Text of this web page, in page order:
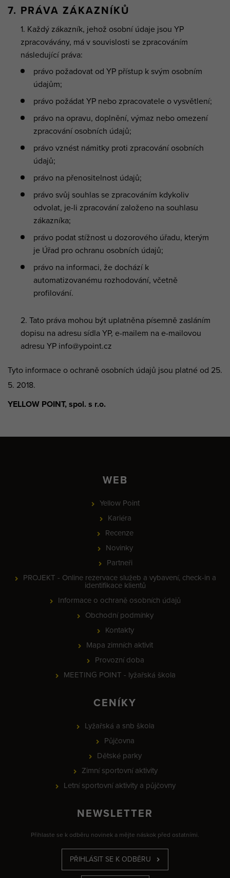
7. PRÁVA ZÁKAZNÍKŮ
Každý zákazník, jehož osobní údaje jsou YP
zpracovávány, má v souvislosti se zpracováním
následující práva:
právo požadovat od YP přístup k svým osobním
údajům;
právo požádat YP nebo zpracovatele o vysvětlení;
právo na opravu, doplnění, výmaz nebo omezení
zpracování osobních údajů;
právo vznést námitky proti zpracování osobních
údajů;
právo na přenositelnost údajů;
právo svůj souhlas se zpracováním kdykoliv
odvolat, je-li zpracování založeno na souhlasu
zákazníka;
právo podat stížnost u dozorového úřadu, kterým
je Úřad pro ochranu osobních údajů;
právo na informaci, že dochází k
automatizovanému rozhodování, včetně
profilování.
Tato práva mohou být uplatněna písemně zasláním
dopisu na adresu sídla YP, e-mailem na e-mailovou
adresu YP info@ypoint.cz
Tyto informace o ochraně osobních údajů jsou platné od 25.
5. 2018.
YELLOW POINT, spol. s r.o.
WEB
Yellow Point
Kariéra
Recenze
Novinky
Partneři
PROJEKT - Online rezervace služeb a vybavení, check-in a
identifikace klientů
Informace o ochraně osobních údajů
Obchodní podmínky
Kontakty
Mapa zimních aktivit
Provozní doba
MEETING POINT - lyžařská škola
CENÍKY
Lyžařská a snb škola
Půjčovna
Dětské parky
Zimní sportovní aktivity
Letní sportovní aktivity a půjčovny
NEWSLETTER
Přihlaste se k odběru novinek a mějte náskok před ostatními.
PŘIHLÁSIT SE K ODBĚRU